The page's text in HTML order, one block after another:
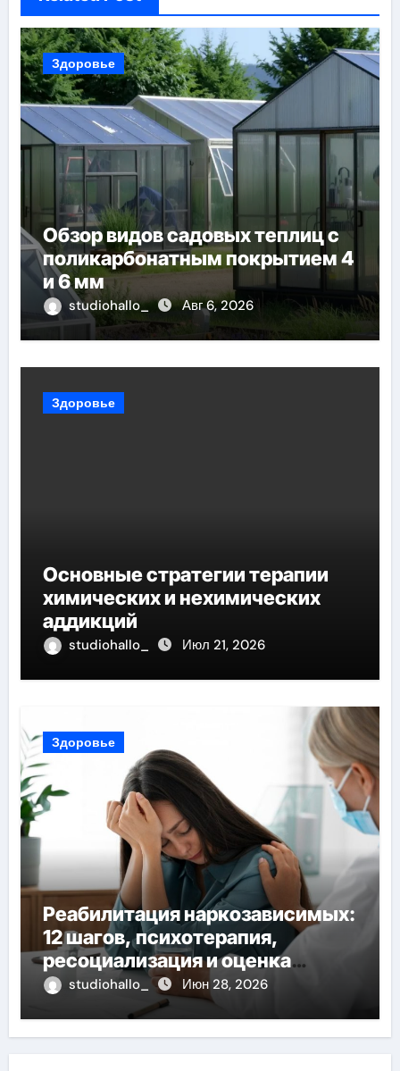
Здоровье
Обзор видов садовых теплиц с
поликарбонатным покрытием 4
и 6 мм
studiohallo_ Авг 6, 2026
Здоровье
Основные стратегии терапии
химических и нехимических
аддикций
studiohallo_ Июл 21, 2026
Здоровье
Реабилитация наркозависимых:
12 шагов, психотерапия,
ресоциализация и оценка
долгосрочных результатов при
анонимном лечении
studiohallo_ Июн 28, 2026